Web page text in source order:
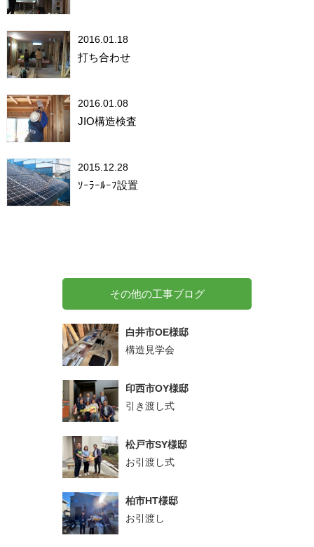
2016.01.18
打ち合わせ
2016.01.08
JIO構造検査
2015.12.28
ｿｰﾗｰﾙｰﾌ設置
その他の工事ブログ
白井市OE様邸
構造見学会
印西市OY様邸
引き渡し式
松戸市SY様邸
お引渡し式
柏市HT様邸
お引渡し